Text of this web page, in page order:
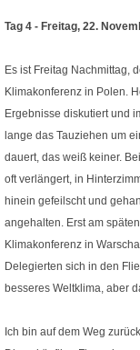
Tag 4 - Freitag, 22.
Es ist Freitag Nachmittag,
Klimakonferenz in Polen.
Ergebnisse diskutiert und
lange das Tauziehen um
dauert, das weiß keiner.
oft verlängert, in
hinein gefeilscht und
angehalten. Erst am
Klimakonferenz in
Delegierten sich in den
besseres Weltklima, aber
Ich bin auf dem Weg